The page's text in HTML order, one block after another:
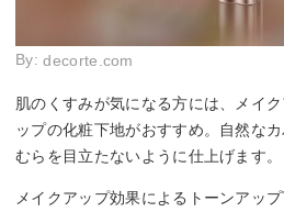
By:decorte.com
肌のくすみが気になる方には、メイ
ップの化粧下地がおすすめ。自然な
むらを目立たないように仕上げます。
メイクアップ効果によるトーンアッ